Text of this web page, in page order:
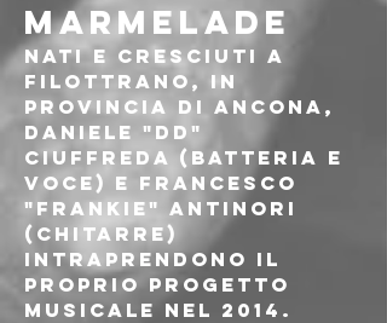
MARMELADE
Nati e cresciuti a
Filottrano, in
provincia di Ancona,
Daniele "DD"
Ciuffreda (batteria e
voce) e Francesco
"Frankie" Antinori
(chitarre)
intraprendono il
proprio progetto
musicale nel 2014.